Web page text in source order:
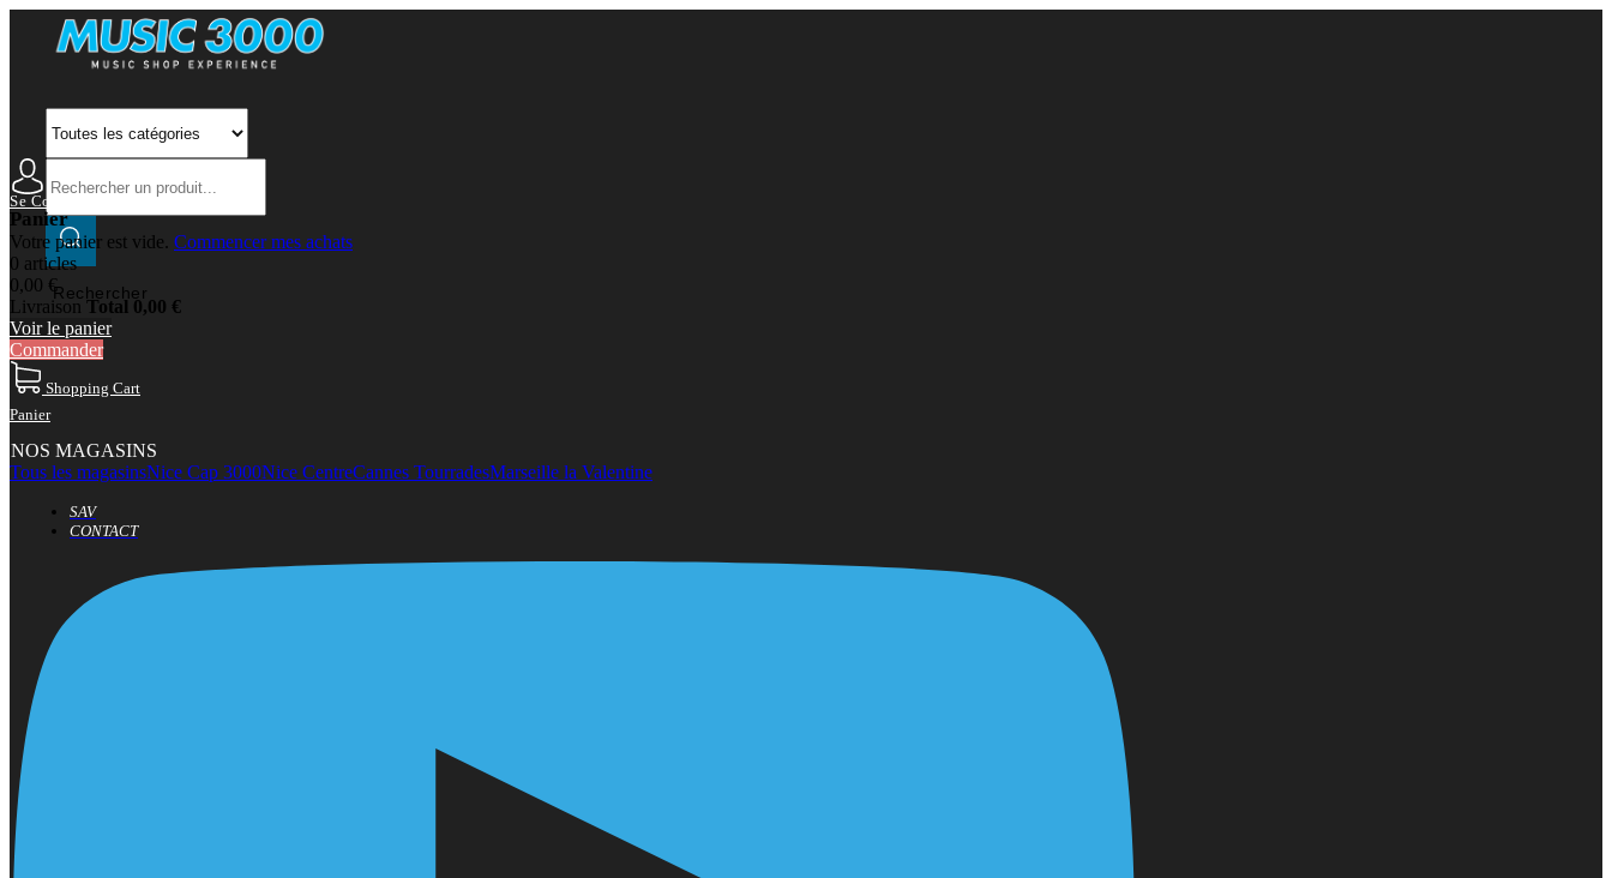
Rechercher
Se Connecter Mon Compte
Panier
Votre panier est vide. Commencer mes achats
0 articles
0,00 €
Livraison Total 0,00 €
Voir le panier
Commander
Shopping Cart
Panier
NOS MAGASINS
Tous les magasinsNice Cap 3000Nice CentreCannes TourradesMarseille la Valentine
SAV
CONTACT